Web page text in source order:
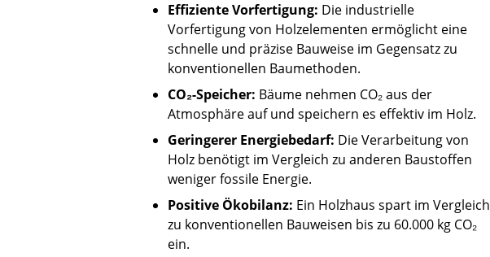
Effiziente Vorfertigung: Die industrielle
Vorfertigung von Holzelementen ermöglicht eine
schnelle und präzise Bauweise im Gegensatz zu
konventionellen Baumethoden.
CO₂-Speicher: Bäume nehmen CO₂ aus der
Atmosphäre auf und speichern es effektiv im Holz.
Geringerer Energiebedarf: Die Verarbeitung von
Holz benötigt im Vergleich zu anderen Baustoffen
weniger fossile Energie.
Positive Ökobilanz: Ein Holzhaus spart im Vergleich
zu konventionellen Bauweisen bis zu 60.000 kg CO₂
ein.